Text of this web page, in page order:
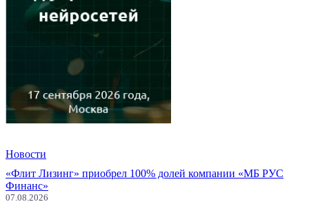
Новости
«Флит Лизинг» приобрел 100% долей компании «МБ РУС
Финанс»
07.08.2026